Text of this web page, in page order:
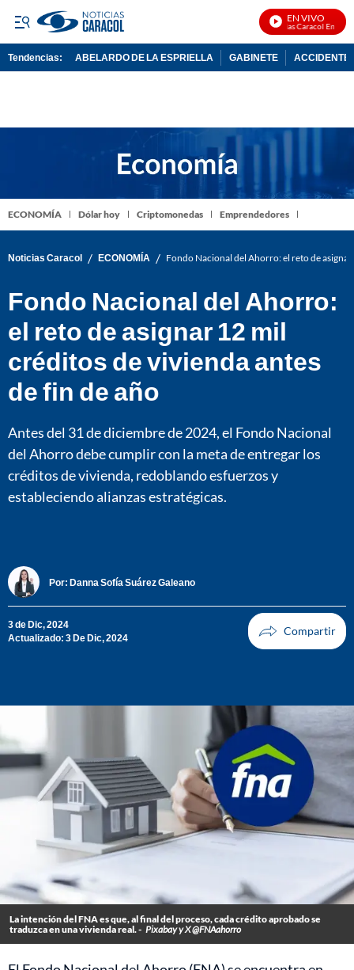
EN VIVO
Noticias Caracol En Vivo
Tendencias: ABELARDO DE LA ESPRIELLA GABINETE ACCIDENTE
ECONOMÍA Dólar hoy Criptomonedas Emprendedores
Noticias Caracol / ECONOMÍA / Fondo Nacional del Ahorro: el reto de
Fondo Nacional del Ahorro:
el reto de asignar 12 mil
créditos de vivienda antes
de fin de año
Antes del 31 de diciembre de 2024, el Fondo Nacional
del Ahorro debe cumplir con la meta de entregar los
créditos de vivienda, redoblando esfuerzos y
estableciendo alianzas estratégicas.
Por: Danna Sofía Suárez Galeano
3 de Dic, 2024
Actualizado: 3 De Dic, 2024
La intención del FNA es que, al final del proceso, cada crédito aprobado se
traduzca en una vivienda real. - Pixabay y X @FNAahorro